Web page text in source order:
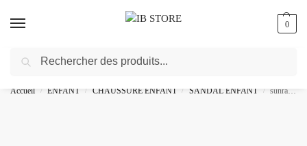
0
🎁 livraison gratuite au bureau dès 10000 DA avec paiement en ligne
Accueil / ENFANT / CHAUSSURE ENFANT / SANDAL ENFANT / sunray protect 3 (ps) – DH9462-601